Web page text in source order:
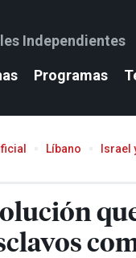
Independientes
Programas
Líbano Israel